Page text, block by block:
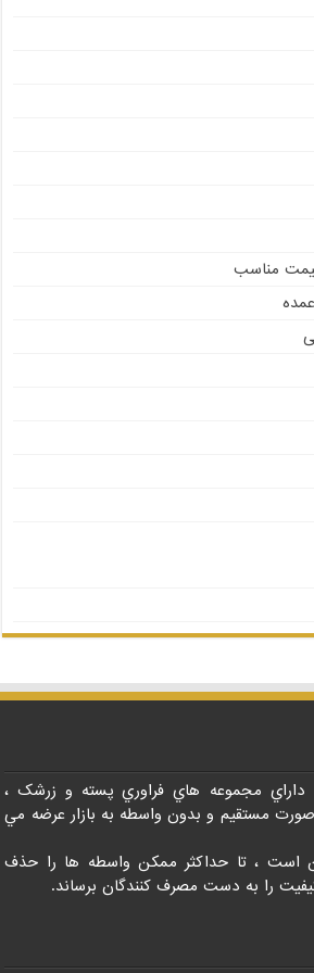
مناسب
مجموعه هاي فراوري پسته و زرشک ،
مستقيم و بدون واسطه به بازار عرضه مي
است ، تا حداکثر ممکن واسطه ها را حذف
را به دست مصرف کنندگان برساند.